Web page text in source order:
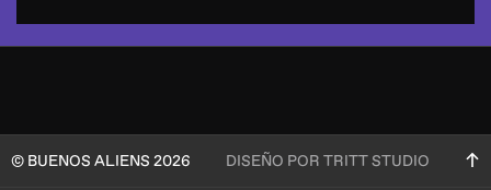
© BUENOS ALIENS 2026 DISEÑO POR TRITT STUDIO